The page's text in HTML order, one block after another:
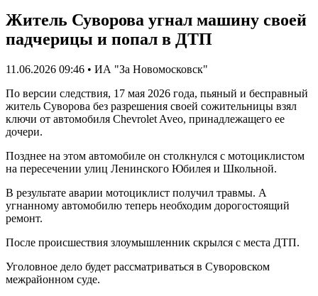
Житель Суворова угнал машину своей
падчерицы и попал в ДТП
11.06.2026 09:46 • ИА "За Новомосковск"
По версии следствия, 17 мая 2026 года, пьяный и бесправный
житель Суворова без разрешения своей сожительницы взял
ключи от автомобиля Chevrolet Aveo, принадлежащего ее
дочери.
Позднее на этом автомобиле он столкнулся с мотоциклистом
на пересечении улиц Ленинского Юбилея и Школьной.
В результате аварии мотоциклист получил травмы. А
угнанному автомобилю теперь необходим дорогостоящий
ремонт.
После происшествия злоумышленник скрылся с места ДТП.
Уголовное дело будет рассматриваться в Суворовском
межрайонном суде.